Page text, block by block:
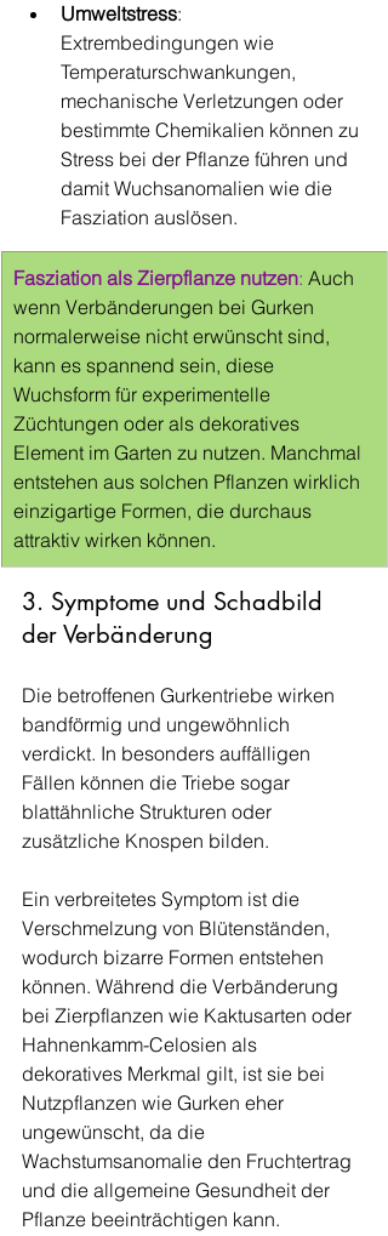
Umweltstress:
Extrembedingungen wie
Temperaturschwankungen,
mechanische Verletzungen oder
bestimmte Chemikalien können zu
Stress bei der Pflanze führen und
damit Wuchsanomalien wie die
Fasziation auslösen.
Fasziation als Zierpflanze nutzen: Auch
wenn Verbänderungen bei Gurken
normalerweise nicht erwünscht sind,
kann es spannend sein, diese
Wuchsform für experimentelle
Züchtungen oder als dekoratives
Element im Garten zu nutzen. Manchmal
entstehen aus solchen Pflanzen wirklich
einzigartige Formen, die durchaus
attraktiv wirken können.
3. Symptome und Schadbild
der Verbänderung
Die betroffenen Gurkentriebe wirken
bandförmig und ungewöhnlich
verdickt. In besonders auffälligen
Fällen können die Triebe sogar
blattähnliche Strukturen oder
zusätzliche Knospen bilden.
Ein verbreitetes Symptom ist die
Verschmelzung von Blütenständen,
wodurch bizarre Formen entstehen
können. Während die Verbänderung
bei Zierpflanzen wie Kaktusarten oder
Hahnenkamm-Celosien als
dekoratives Merkmal gilt, ist sie bei
Nutzpflanzen wie Gurken eher
ungewünscht, da die
Wachstumsanomalie den Fruchtertrag
und die allgemeine Gesundheit der
Pflanze beeinträchtigen kann.